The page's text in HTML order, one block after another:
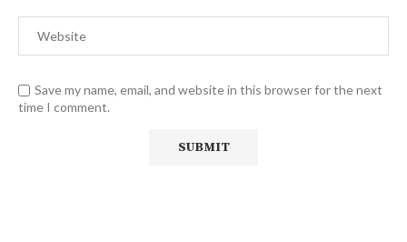
Save my name, email, and website in this browser for the next
time I comment.